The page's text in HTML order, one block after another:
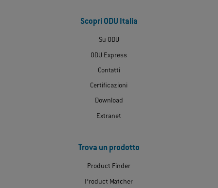
Scopri ODU Italia
Su ODU
ODU Express
Contatti
Certificazioni
Download
Extranet
Trova un prodotto
Product Finder
Product Matcher